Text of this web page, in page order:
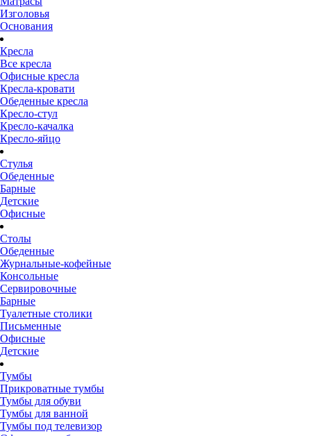
Изголовья
Основания
Кресла
Все кресла
Офисные кресла
Кресла-кровати
Обеденные кресла
Кресло-стул
Кресло-качалка
Кресло-яйцо
Стулья
Обеденные
Барные
Детские
Офисные
Столы
Обеденные
Журнальные-кофейные
Консольные
Сервировочные
Барные
Туалетные столики
Письменные
Офисные
Детские
Тумбы
Прикроватные тумбы
Тумбы для обуви
Тумбы для ванной
Тумбы под телевизор